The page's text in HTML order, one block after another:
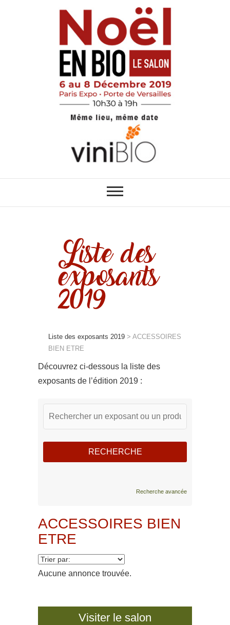
Liste des
exposants
2019
Liste des exposants 2019 > ACCESSOIRES
BIEN ETRE
Découvrez ci-dessous la liste des
exposants de l’édition 2019 :
Recherche avancée
ACCESSOIRES BIEN
ETRE
Aucune annonce trouvée.
Visiter le salon